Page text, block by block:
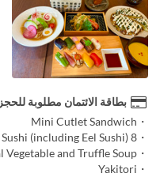
بطاقة الائتمان مطلوبة للحجز
・Mini Cutlet Sandwich
・8 Pieces of Saido Special Vegetable Sushi (including Eel Sushi)
・Seasonal Vegetable and Truffle Soup
・Yakitori